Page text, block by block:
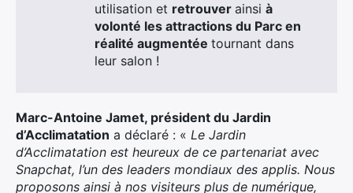
utilisation et retrouver ainsi à
volonté les attractions du Parc en
réalité augmentée tournant dans
leur salon !
Marc-Antoine Jamet, président du Jardin
d’Acclimatation a déclaré : « Le Jardin
d’Acclimatation est heureux de ce partenariat avec
Snapchat, l’un des leaders mondiaux des applis. Nous
proposons ainsi à nos visiteurs plus de numérique,